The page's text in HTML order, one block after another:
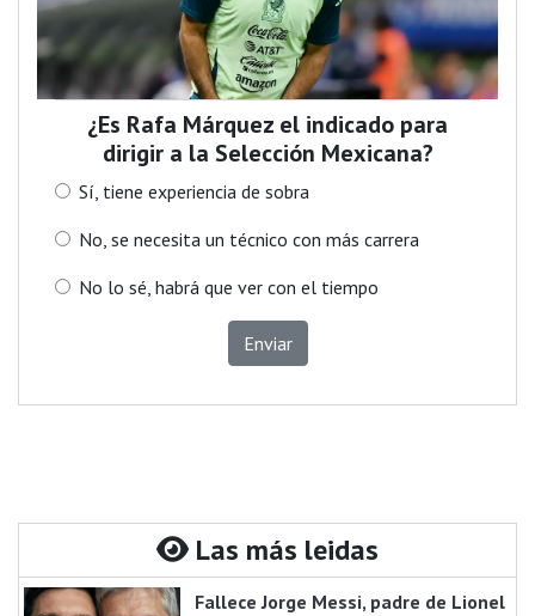
¿Es Rafa Márquez el indicado para
dirigir a la Selección Mexicana?
Sí, tiene experiencia de sobra
No, se necesita un técnico con más carrera
No lo sé, habrá que ver con el tiempo
Enviar
Las más leidas
Fallece Jorge Messi, padre de Lionel